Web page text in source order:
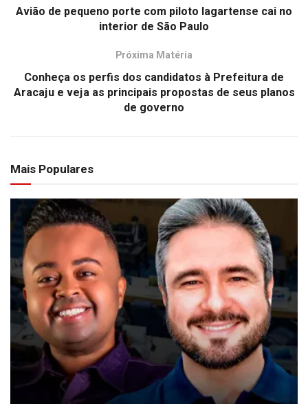
Avião de pequeno porte com piloto lagartense cai no
interior de São Paulo
Próxima Matéria
Conheça os perfis dos candidatos à Prefeitura de
Aracaju e veja as principais propostas de seus planos
de governo
Mais Populares